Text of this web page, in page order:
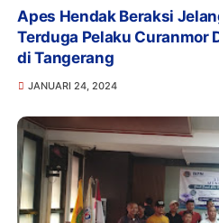
Apes Hendak Beraksi
Terduga Pelaku Curanmor
di Tangerang
JANUARI 24, 2024